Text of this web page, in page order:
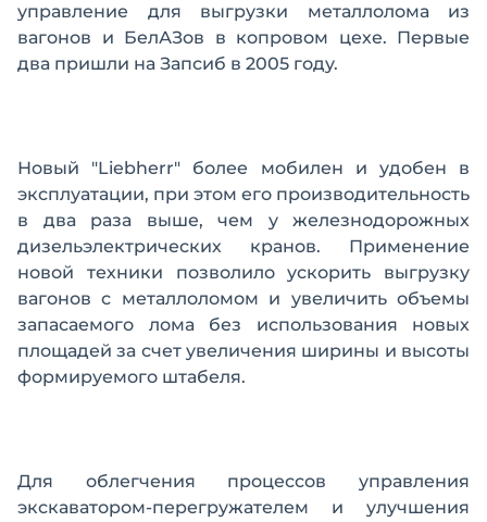
управление для выгрузки металлолома из
вагонов и БелАЗов в копровом цехе. Первые
два пришли на Запсиб в 2005 году.
Новый "Liebherr" более мобилен и удобен в
эксплуатации, при этом его производительность
в два раза выше, чем у железнодорожных
дизельэлектрических кранов. Применение
новой техники позволило ускорить выгрузку
вагонов с металлоломом и увеличить объемы
запасаемого лома без использования новых
площадей за счет увеличения ширины и высоты
формируемого штабеля.
Для облегчения процессов управления
экскаватором-перегружателем и улучшения